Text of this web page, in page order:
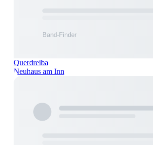
Querdreiba
Neuhaus am Inn